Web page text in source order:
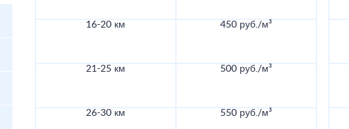
16-20 км 450 руб./м³
21-25 км 500 руб./м³
26-30 км 550 руб./м³